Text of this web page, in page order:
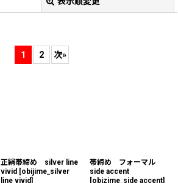
1 2 次»
正絹帯締め silver line
vivid [obijime_silver
line vivid]
帯締め フォーマル
side accent
[obizime_side accent]